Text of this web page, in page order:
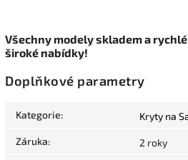
Všechny modely skladem a
široké nabídky!
Doplňkové parametry
Kategorie: Kryty na
Záruka: 2 roky